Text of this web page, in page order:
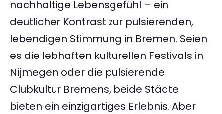
nachhaltige Lebensgefühl – ein
deutlicher Kontrast zur pulsierenden,
lebendigen Stimmung in Bremen. Seien
es die lebhaften kulturellen Festivals in
Nijmegen oder die pulsierende
Clubkultur Bremens, beide Städte
bieten ein einzigartiges Erlebnis. Aber